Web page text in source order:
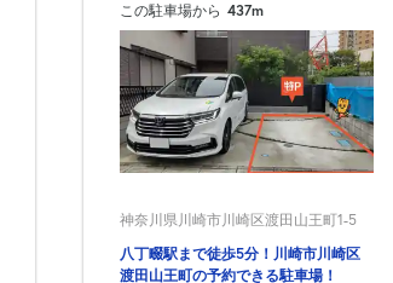
この駐車場から 437m
神奈川県川崎市川崎区渡田山王町1-5
八丁畷駅まで徒歩5分！川崎市川崎区
渡田山王町の予約できる駐車場！